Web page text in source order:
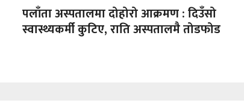
पलाँता अस्पतालमा दोहोरो आक्रमण : दिउँसो
स्वास्थ्यकर्मी कुटिए, राति अस्पतालमै तोडफोड